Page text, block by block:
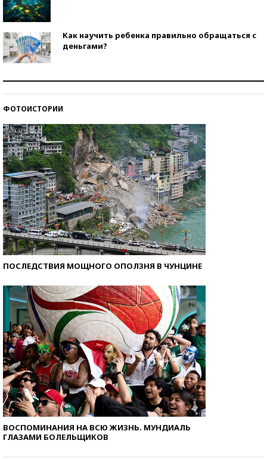
Как научить ребенка правильно обращаться с
деньгами?
ФОТОИСТОРИИ
ПОСЛЕДСТВИЯ МОЩНОГО ОПОЛЗНЯ В ЧУНЦИНЕ
ВОСПОМИНАНИЯ НА ВСЮ ЖИЗНЬ. МУНДИАЛЬ
ГЛАЗАМИ БОЛЕЛЬЩИКОВ